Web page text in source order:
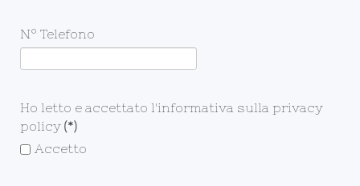
N° Telefono
Ho letto e accettato l'informativa sulla privacy
policy (*)
Accetto